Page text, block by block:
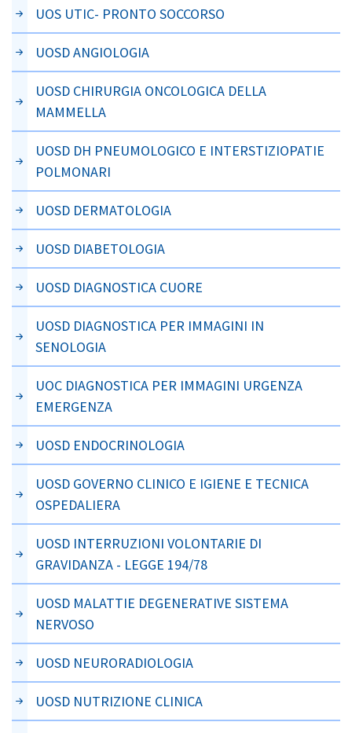
UOS UTIC- PRONTO SOCCORSO
UOSD ANGIOLOGIA
UOSD CHIRURGIA ONCOLOGICA DELLA
MAMMELLA
UOSD DH PNEUMOLOGICO E INTERSTIZIOPATIE
POLMONARI
UOSD DERMATOLOGIA
UOSD DIABETOLOGIA
UOSD DIAGNOSTICA CUORE
UOSD DIAGNOSTICA PER IMMAGINI IN
SENOLOGIA
UOC DIAGNOSTICA PER IMMAGINI URGENZA
EMERGENZA
UOSD ENDOCRINOLOGIA
UOSD GOVERNO CLINICO E IGIENE E TECNICA
OSPEDALIERA
UOSD INTERRUZIONI VOLONTARIE DI
GRAVIDANZA - LEGGE 194/78
UOSD MALATTIE DEGENERATIVE SISTEMA
NERVOSO
UOSD NEURORADIOLOGIA
UOSD NUTRIZIONE CLINICA